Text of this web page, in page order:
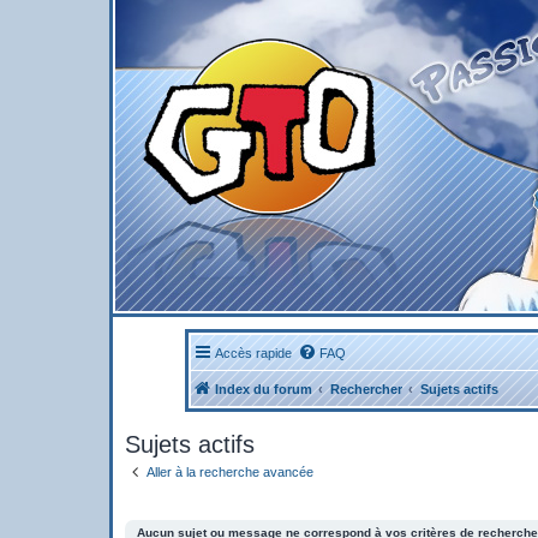
Accès rapide FAQ
Index du forum Rechercher Sujets actifs
Sujets actifs
Aller à la recherche avancée
Aucun sujet ou message ne correspond à vos critères de